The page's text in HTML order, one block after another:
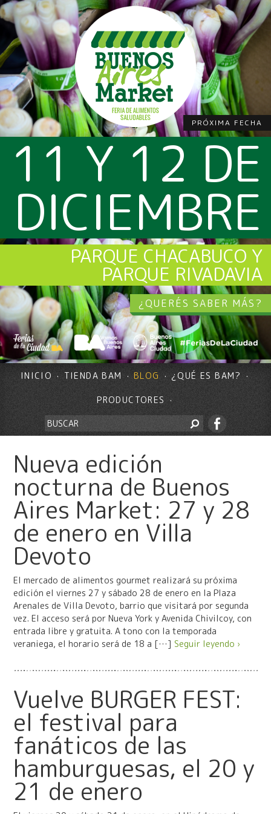
PRÓXIMA FECHA
11 Y 12 DE
DICIEMBRE
PARQUE CHACABUCO Y
PARQUE RIVADAVIA
¿QUERÉS SABER MÁS?
INICIO TIENDA BAM BLOG ¿QUÉ ES BAM?
PRODUCTORES
Nueva edición
nocturna de Buenos
Aires Market: 27 y 28
de enero en Villa
Devoto
El mercado de alimentos gourmet realizará su próxima
edición el viernes 27 y sábado 28 de enero en la Plaza
Arenales de Villa Devoto, barrio que visitará por segunda
vez. El acceso será por Nueva York y Avenida Chivilcoy, con
entrada libre y gratuita. A tono con la temporada
veraniega, el horario será de 18 a […] Seguir leyendo ›
Vuelve BURGER FEST:
el festival para
fanáticos de las
hamburguesas, el 20 y
21 de enero